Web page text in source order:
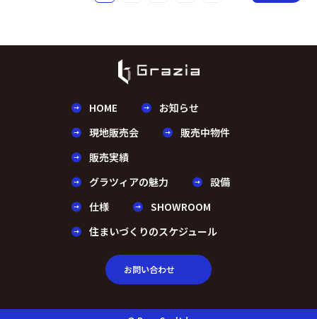
HOME
お知らせ
現地販売会
販売中物件
販売実績
グラツィアの魅力
設備
仕様
SHOWROOM
住まいづくりのスケジュール
お問い合わせ